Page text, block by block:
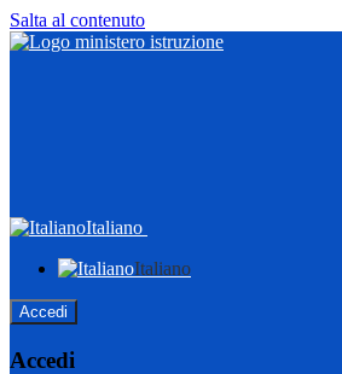
Salta al contenuto
Italiano
Italiano
Accedi
Accedi